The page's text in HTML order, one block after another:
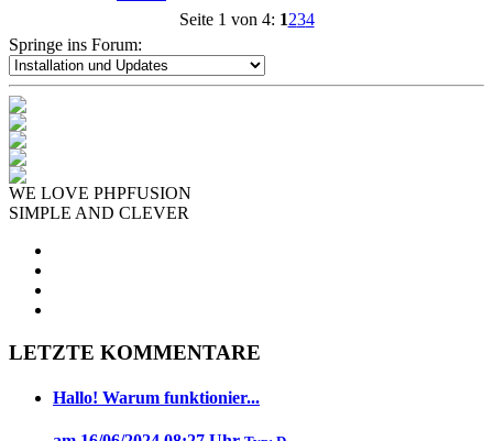
Seite 1 von 4: 1234
Springe ins Forum:
WE LOVE PHPFUSION
SIMPLE AND CLEVER
LETZTE KOMMENTARE
Hallo! Warum funktionier...